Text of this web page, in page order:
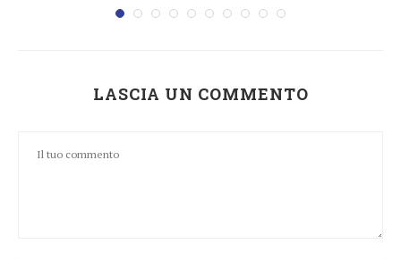
LASCIA UN COMMENTO